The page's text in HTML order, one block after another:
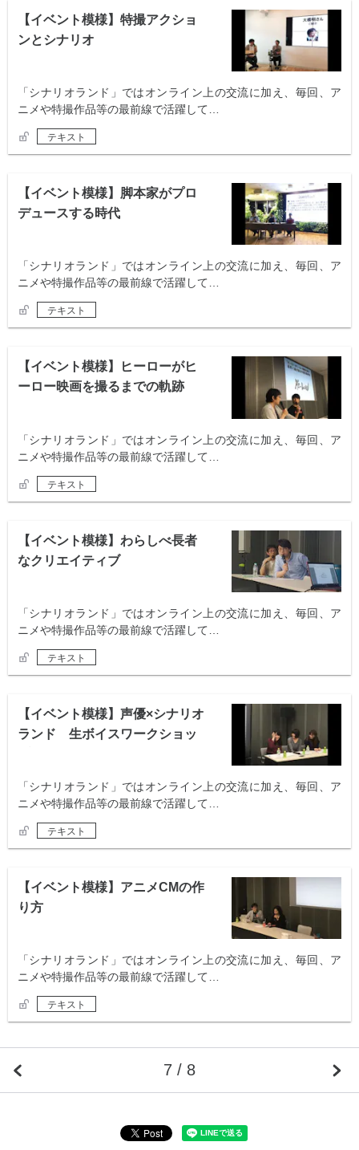
【イベント模様】特撮アクショ
ンとシナリオ
「シナリオランド」ではオンライン上の交流に加え、毎回、ア
ニメや特撮作品等の最前線で活躍して…
テキスト
【イベント模様】脚本家がプロ
デュースする時代
「シナリオランド」ではオンライン上の交流に加え、毎回、ア
ニメや特撮作品等の最前線で活躍して…
テキスト
【イベント模様】ヒーローがヒ
ーロー映画を撮るまでの軌跡
「シナリオランド」ではオンライン上の交流に加え、毎回、ア
ニメや特撮作品等の最前線で活躍して…
テキスト
【イベント模様】わらしべ長者
なクリエイティブ
「シナリオランド」ではオンライン上の交流に加え、毎回、ア
ニメや特撮作品等の最前線で活躍して…
テキスト
【イベント模様】声優×シナリオ
ランド 生ボイスワークショッ
「シナリオランド」ではオンライン上の交流に加え、毎回、ア
ニメや特撮作品等の最前線で活躍して…
テキスト
【イベント模様】アニメCMの作
り方
「シナリオランド」ではオンライン上の交流に加え、毎回、ア
ニメや特撮作品等の最前線で活躍して…
テキスト
7 / 8